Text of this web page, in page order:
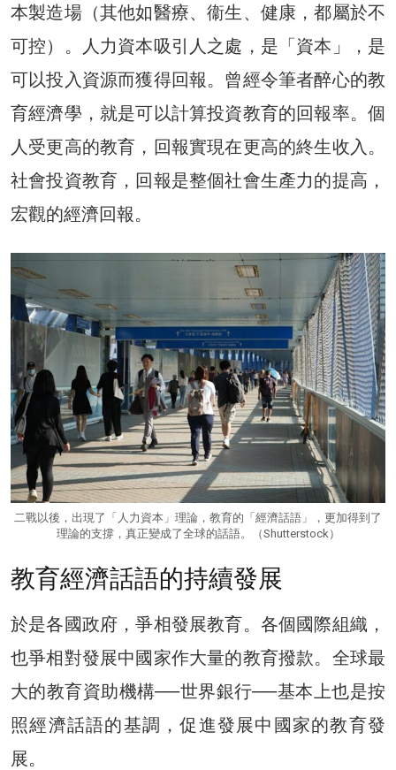
本製造場（其他如醫療、衞生、健康，都屬於不
可控）。人力資本吸引人之處，是「資本」，是
可以投入資源而獲得回報。曾經令筆者醉心的教
育經濟學，就是可以計算投資教育的回報率。個
人受更高的教育，回報實現在更高的終生收入。
社會投資教育，回報是整個社會生產力的提高，
宏觀的經濟回報。
二戰以後，出現了「人力資本」理論，教育的「經濟話語」，更加得到了
理論的支撐，真正變成了全球的話語。（Shutterstock）
教育經濟話語的持續發展
於是各國政府，爭相發展教育。各個國際組織，
也爭相對發展中國家作大量的教育撥款。全球最
大的教育資助機構──世界銀行──基本上也是按
照經濟話語的基調，促進發展中國家的教育發
展。